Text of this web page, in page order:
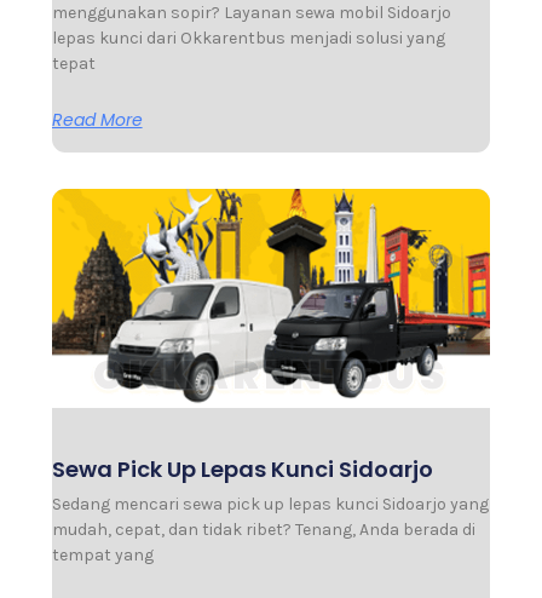
menggunakan sopir? Layanan sewa mobil Sidoarjo
lepas kunci dari Okkarentbus menjadi solusi yang
tepat
Read More
Sewa Pick Up Lepas Kunci Sidoarjo
Sedang mencari sewa pick up lepas kunci Sidoarjo yang
mudah, cepat, dan tidak ribet? Tenang, Anda berada di
tempat yang